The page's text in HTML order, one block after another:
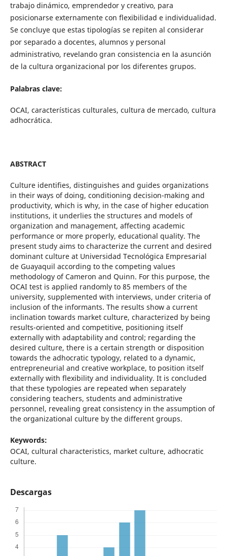
trabajo dinámico, emprendedor y creativo, para
posicionarse externamente con flexibilidad e individualidad.
Se concluye que estas tipologías se repiten al considerar
por separado a docentes, alumnos y personal
administrativo, revelando gran consistencia en la asunción
de la cultura organizacional por los diferentes grupos.
Palabras clave:
OCAI, características culturales, cultura de mercado, cultura
adhocrática.
ABSTRACT
Culture identifies, distinguishes and guides organizations
in their ways of doing, conditioning decision-making and
productivity, which is why, in the case of higher education
institutions, it underlies the structures and models of
organization and management, affecting academic
performance or more properly, educational quality. The
present study aims to characterize the current and desired
dominant culture at Universidad Tecnológica Empresarial
de Guayaquil according to the competing values
methodology of Cameron and Quinn. For this purpose, the
OCAI test is applied randomly to 85 members of the
university, supplemented with interviews, under criteria of
inclusion of the informants. The results show a current
inclination towards market culture, characterized by being
results-oriented and competitive, positioning itself
externally with adaptability and control; regarding the
desired culture, there is a certain strength or disposition
towards the adhocratic typology, related to a dynamic,
entrepreneurial and creative workplace, to position itself
externally with flexibility and individuality. It is concluded
that these typologies are repeated when separately
considering teachers, students and administrative
personnel, revealing great consistency in the assumption of
the organizational culture by the different groups.
Keywords:
OCAI, cultural characteristics, market culture, adhocratic
culture.
Descargas